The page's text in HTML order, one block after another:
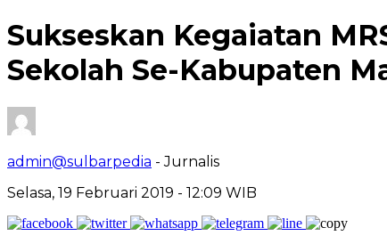
Sukseskan Kegaiatan
Sekolah Se-Kabupaten
admin@sulbarpedia - Jurnalis
Selasa, 19 Februari 2019 - 12:09 WIB